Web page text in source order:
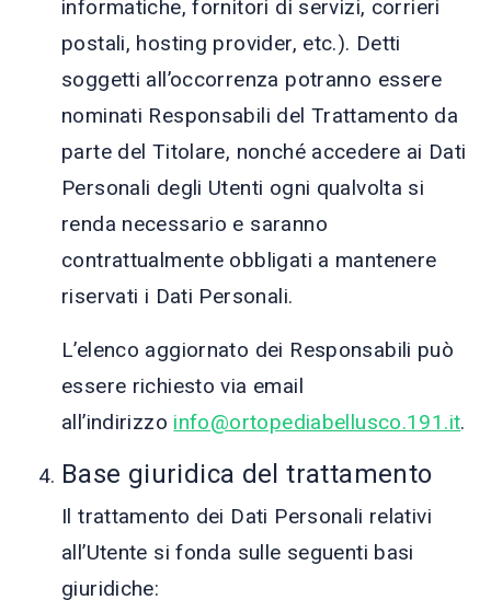
informatiche, fornitori di servizi, corrieri
postali, hosting provider, etc.). Detti
soggetti all’occorrenza potranno essere
nominati Responsabili del Trattamento da
parte del Titolare, nonché accedere ai Dati
Personali degli Utenti ogni qualvolta si
renda necessario e saranno
contrattualmente obbligati a mantenere
riservati i Dati Personali.
L’elenco aggiornato dei Responsabili può
essere richiesto via email
all’indirizzo info@ortopediabellusco.191.it.
Base giuridica del trattamento
Il trattamento dei Dati Personali relativi
all’Utente si fonda sulle seguenti basi
giuridiche: